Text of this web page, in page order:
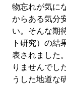
物忘れが気に
からある気分
い。そんな期
ト研究）の結
表されました
りませんでし
うした地道な